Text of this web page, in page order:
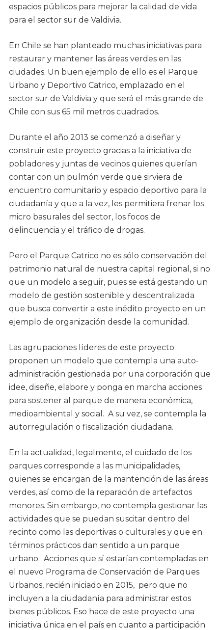
espacios públicos para mejorar la calidad de vida
para el sector sur de Valdivia.
En Chile se han planteado muchas iniciativas para
restaurar y mantener las áreas verdes en las
ciudades. Un buen ejemplo de ello es el Parque
Urbano y Deportivo Catrico, emplazado en el
sector sur de Valdivia y que será el más grande de
Chile con sus 65 mil metros cuadrados.
Durante el año 2013 se comenzó a diseñar y
construir este proyecto gracias a la iniciativa de
pobladores y juntas de vecinos quienes querían
contar con un pulmón verde que sirviera de
encuentro comunitario y espacio deportivo para la
ciudadanía y que a la vez, les permitiera frenar los
micro basurales del sector, los focos de
delincuencia y el tráfico de drogas.
Pero el Parque Catrico no es sólo conservación del
patrimonio natural de nuestra capital regional, si no
que un modelo a seguir, pues se está gestando un
modelo de gestión sostenible y descentralizada
que busca convertir a este inédito proyecto en un
ejemplo de organización desde la comunidad.
Las agrupaciones líderes de este proyecto
proponen un modelo que contempla una auto-
administración gestionada por una corporación que
idee, diseñe, elabore y ponga en marcha acciones
para sostener al parque de manera económica,
medioambiental y social. A su vez, se contempla la
autorregulación o fiscalización ciudadana.
En la actualidad, legalmente, el cuidado de los
parques corresponde a las municipalidades,
quienes se encargan de la mantención de las áreas
verdes, así como de la reparación de artefactos
menores. Sin embargo, no contempla gestionar las
actividades que se puedan suscitar dentro del
recinto como las deportivas o culturales y que en
términos prácticos dan sentido a un parque
urbano. Acciones que sí estarían contempladas en
el nuevo Programa de Conservación de Parques
Urbanos, recién iniciado en 2015, pero que no
incluyen a la ciudadanía para administrar estos
bienes públicos. Eso hace de este proyecto una
iniciativa única en el país en cuanto a participación